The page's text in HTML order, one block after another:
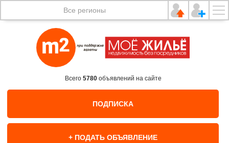
Все регионы
Всего 5780объявлений на сайте
ПОДПИСКА
+ ПОДАТЬ ОБЪЯВЛЕНИЕ